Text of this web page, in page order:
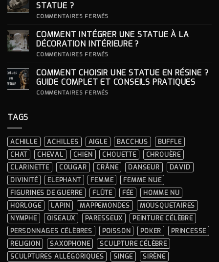
ICONIQUES
DES
CÉRÉMONIES
STATUE ?
COMMENTAIRES FERMÉS
SON
SOCLE
POUR
COMMENT INTÉGRER UNE STATUE À LA
DÉCORATION INTÉRIEURE ?
COMMENTAIRES FERMÉS
UNE
STATUE
À
COMMENT CHOISIR UNE STATUE EN RÉSINE ?
GUIDE COMPLET ET CONSEILS PRATIQUES
COMMENTAIRES FERMÉS
?
GUIDE
COMPLET
ET
CONSEILS
PRATIQUES
TAGS
ACHILLE ACHILLES AIGLE BACCHUS
BUFFLE
CHAT
CHEVAL CHIEN CHOUETTE
CHROUÈRE
CLARINETTE
COUGAR CRÂNE DANSEUR
DAVID
DIVINITÉ
ELEPHANT FEMME
FEMME NUE
FIGURINES DE GUERRE
FLÛTE FÉE
HOMME NU
HORLOGE
LAPIN MAPPEMONDES
MOUSQUETAIRES
NYMPHE
OISEAUX PARESSEUX
PEINTURE CÉLÈBRE
PERSONNAGES CÉLÈBRES
POISSON POKER
PRINCESSE
RELIGION
SAXOPHONE
SCULPTURE CÉLÈBRE
SCULPTURES ALLÉGORIQUES
SINGE SIRÈNE